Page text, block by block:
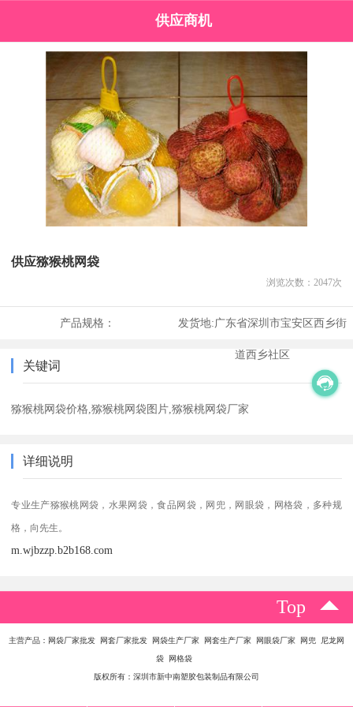
供应商机
供应猕猴桃网袋
浏览次数： 2047次
产品规格： 发货地:广东省深圳市宝安区西乡街
道西乡社区
关键词
猕猴桃网袋价格,猕猴桃网袋图片,猕猴桃网袋厂家
详细说明
专业生产猕猴桃网袋 ，水果网袋，食品网袋，网兜，网眼袋，网格袋，多种规
格，向先生。
m.wjbzzp.b2b168.com
Top
主营产品：网袋厂家批发 网套厂家批发 网袋生产厂家 网套生产厂家 网眼袋厂家 网兜 尼龙网
袋 网格袋
版权所有：深圳市新中南塑胶包装制品有限公司